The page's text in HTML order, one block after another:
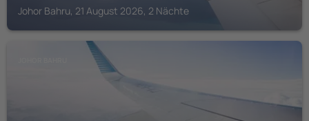
Johor Bahru, 21 August 2026, 2 Nächte